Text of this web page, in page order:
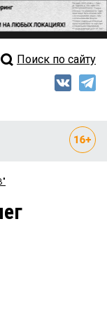
выпуск
Поиск по сайту